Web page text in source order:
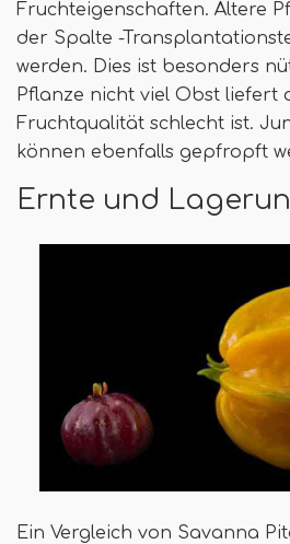
Fruchteigenschaften. Ältere
der Spalte -
werden. Dies ist besonders
Pflanze nicht viel Obst liefert
Fruchtqualität schlecht ist.
können ebenfalls gepfropft
Ernte und
Ein Vergleich von Savanna